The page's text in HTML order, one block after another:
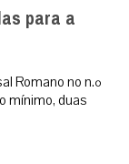
para a
Romano no n.º
mínimo, duas